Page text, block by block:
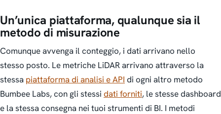
Un’unica piattaforma, qualunque sia il
metodo di misurazione
Comunque avvenga il conteggio, i dati arrivano nello
stesso posto. Le metriche LiDAR arrivano attraverso la
stessa piattaforma di analisi e API di ogni altro metodo
Bumbee Labs, con gli stessi dati forniti, le stesse dashboard
e la stessa consegna nei tuoi strumenti di BI. I metodi